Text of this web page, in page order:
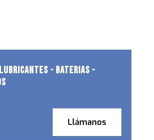
- BATERIAS -
Llámanos